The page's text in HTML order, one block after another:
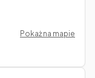
Pokaż na mapie